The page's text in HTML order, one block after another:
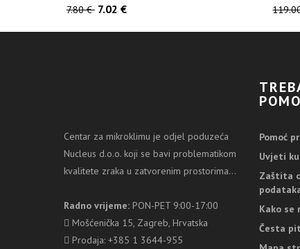
7.80 € 7.02 €
Centar za mikroklimu je odjel poduzeća
Nucleus d.o.o. koji se bavi problematikom
kvalitete zraka u zatvorenim prostorima...
Radno vrijeme: PON-PET 9:00-17:00
Mošćenička 15, Zagreb, Hrvatska
Prodaja: +385 1 3644-955
Pomoć
Uvjeti
Zaštita
Kako
Česta